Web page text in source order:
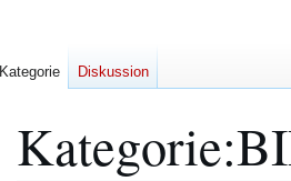
Kategorie:
Kategorie Diskussion